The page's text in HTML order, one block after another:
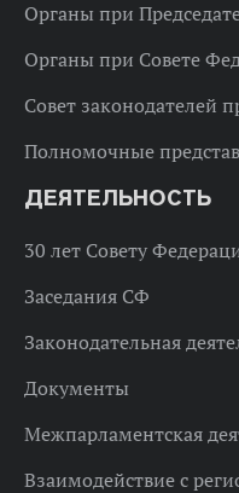
Органы при
Органы при Совете
Совет законодателей
Полномочные
ДЕЯТЕЛЬНОСТЬ
30 лет Совету
Заседания СФ
Законодательная
Документы
Межпарламентская
Взаимодействие с